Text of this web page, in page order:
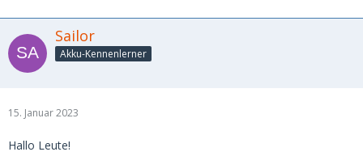
Sailor
Akku-Kennenlerner
15. Januar 2023
Hallo Leute!